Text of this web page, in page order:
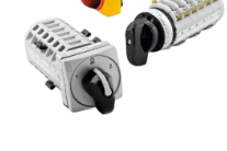
{HTTP_HOST}
^rossmann-
onlineshop\.de$
[NC]
RewriteRule